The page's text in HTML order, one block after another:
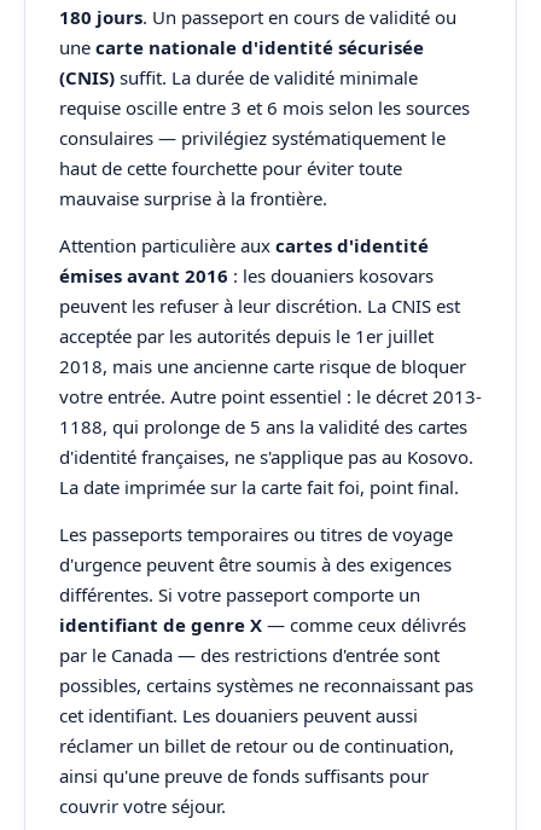
180 jours. Un passeport en cours de validité ou
une carte nationale d'identité sécurisée
(CNIS) suffit. La durée de validité minimale
requise oscille entre 3 et 6 mois selon les sources
consulaires — privilégiez systématiquement le
haut de cette fourchette pour éviter toute
mauvaise surprise à la frontière.
Attention particulière aux cartes d'identité
émises avant 2016 : les douaniers kosovars
peuvent les refuser à leur discrétion. La CNIS est
acceptée par les autorités depuis le 1er juillet
2018, mais une ancienne carte risque de bloquer
votre entrée. Autre point essentiel : le décret 2013-
1188, qui prolonge de 5 ans la validité des cartes
d'identité françaises, ne s'applique pas au Kosovo.
La date imprimée sur la carte fait foi, point final.
Les passeports temporaires ou titres de voyage
d'urgence peuvent être soumis à des exigences
différentes. Si votre passeport comporte un
identifiant de genre X — comme ceux délivrés
par le Canada — des restrictions d'entrée sont
possibles, certains systèmes ne reconnaissant pas
cet identifiant. Les douaniers peuvent aussi
réclamer un billet de retour ou de continuation,
ainsi qu'une preuve de fonds suffisants pour
couvrir votre séjour.